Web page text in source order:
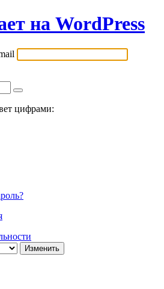
на WordPress
цифрами: